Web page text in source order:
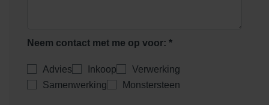
Neem contact met me op voor: *
Advies Inkoop
Verwerking
Samenwerking
Monstersteen